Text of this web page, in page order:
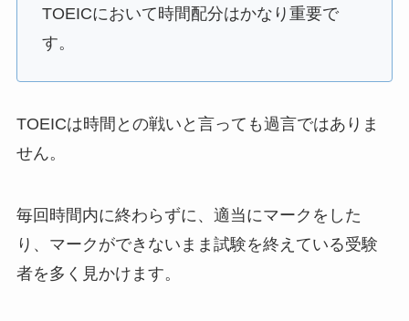
TOEICにおいて時間配分はかなり重要で
す。
TOEICは時間との戦いと言っても過言ではありま
せん。
毎回時間内に終わらずに、適当にマークをした
り、マークができないまま試験を終えている受験
者を多く見かけます。